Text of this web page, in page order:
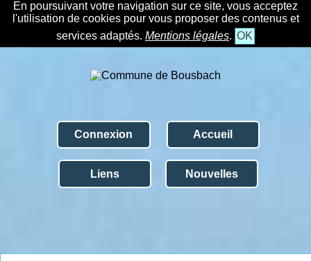
En poursuivant votre navigation sur ce site, vous acceptez
l'utilisation de cookies pour vous proposer des contenus et
services adaptés. Mentions légales. OK
Connexion Accueil
Liens Nouvelles